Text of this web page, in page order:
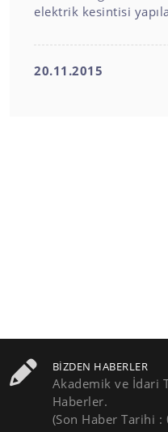
elektrik kesintisi
20.11.2015
BIZDEN HABERLER
Akademik ve İdari
Haberler.
(Son Haber Tarihi